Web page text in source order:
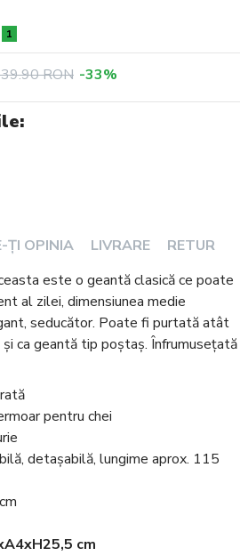
ȚI OPINIA LIVRARE
RETUR
este o geantă clasică ce poate
al zilei, dimensiunea medie
seducător. Poate fi purtată atât
ca geantă tip poștaș. Înfrumusețată
pentru chei
detașabilă, lungime aprox. 115
cm
1
RON -33%